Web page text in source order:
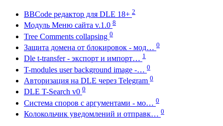
BBCode редактор для DLE 18+ 2
Модуль Меню сайта v.1.0 8
Tree Comments collapsing 0
Защита домена от блокировок - мод… 0
Dle t-transfer - экспорт и импорт… 1
T-modules user background image -… 0
Авторизация на DLE через Telegram 0
DLE T-Search v0 0
Система споров с аргументами - мо… 0
Колокольчик уведомлений и отправк… 0